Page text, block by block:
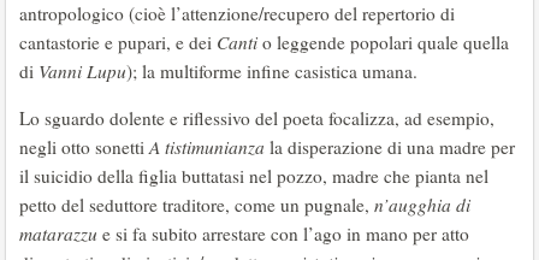
antropologico (cioè l’attenzione/recupero del repertorio di
cantastorie e pupari, e dei Canti o leggende popolari quale quella
di Vanni Lupu); la multiforme infine casistica umana.
Lo sguardo dolente e riflessivo del poeta focalizza, ad esempio,
negli otto sonettiA tistimunianza la disperazione di una madre per
il suicidio della figlia buttatasi nel pozzo, madre che pianta nel
petto del seduttore traditore, come un pugnale, n’augghia di
matarazzu e si fa subito arrestare con l’ago in mano per atto